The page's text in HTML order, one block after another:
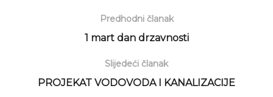
Predhodni članak
1 mart dan drzavnosti
Slijedeći članak
PROJEKAT VODOVODA I KANALIZACIJE